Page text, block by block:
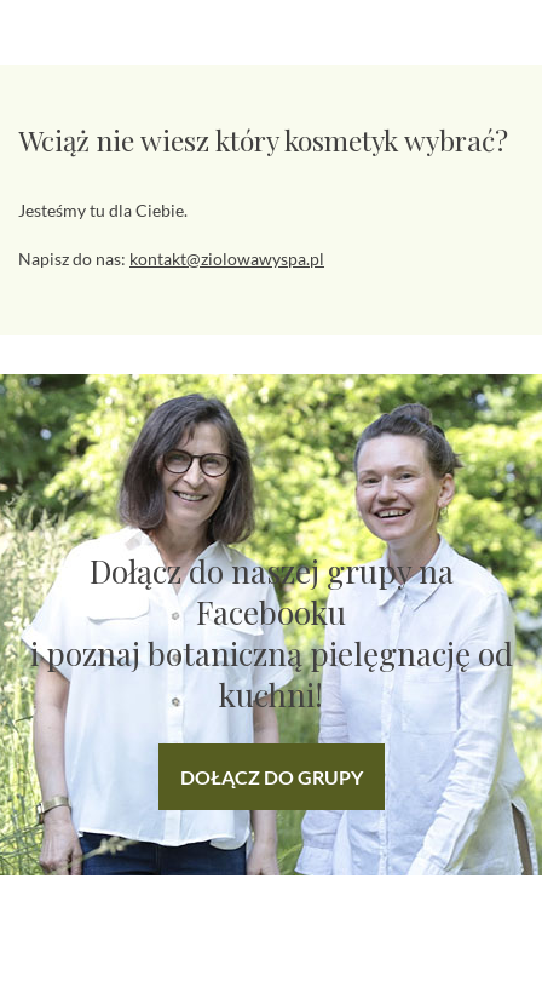
Wciąż nie wiesz który kosmetyk wybrać?
Jesteśmy tu dla Ciebie.
Napisz do nas: kontakt@ziolowawyspa.pl
Dołącz do naszej grupy na
Facebooku
i poznaj botaniczną pielęgnację od
kuchni!
DOŁĄCZ DO GRUPY